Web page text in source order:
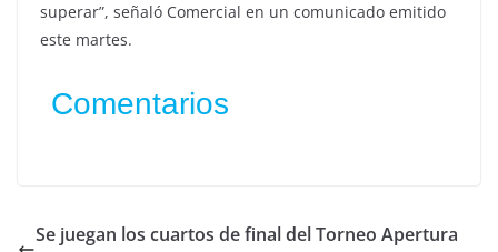
superar”, señaló Comercial en un comunicado emitido
este martes.
Comentarios
Se juegan los cuartos de final del Torneo Apertura